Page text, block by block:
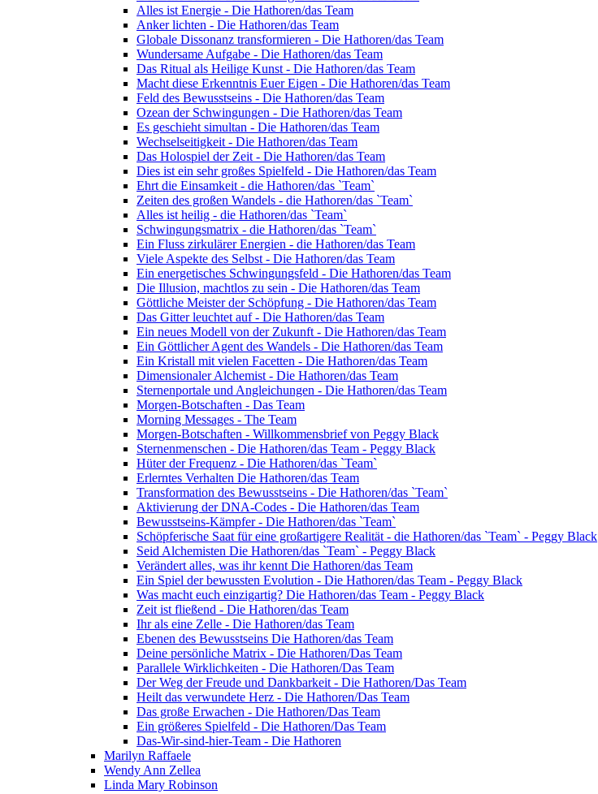
Alles ist Energie - Die Hathoren/das Team
Anker lichten - Die Hathoren/das Team
Globale Dissonanz transformieren - Die Hathoren/das Team
Wundersame Aufgabe - Die Hathoren/das Team
Das Ritual als Heilige Kunst - Die Hathoren/das Team
Macht diese Erkenntnis Euer Eigen - Die Hathoren/das Team
Feld des Bewusstseins - Die Hathoren/das Team
Ozean der Schwingungen - Die Hathoren/das Team
Es geschieht simultan - Die Hathoren/das Team
Wechselseitigkeit - Die Hathoren/das Team
Das Holospiel der Zeit - Die Hathoren/das Team
Dies ist ein sehr großes Spielfeld - Die Hathoren/das Team
Ehrt die Einsamkeit - die Hathoren/das `Team`
Zeiten des großen Wandels - die Hathoren/das `Team`
Alles ist heilig - die Hathoren/das `Team`
Schwingungsmatrix - die Hathoren/das `Team`
Ein Fluss zirkulärer Energien - die Hathoren/das Team
Viele Aspekte des Selbst - Die Hathoren/das Team
Ein energetisches Schwingungsfeld - Die Hathoren/das Team
Die Illusion, machtlos zu sein - Die Hathoren/das Team
Göttliche Meister der Schöpfung - Die Hathoren/das Team
Das Gitter leuchtet auf - Die Hathoren/das Team
Ein neues Modell von der Zukunft - Die Hathoren/das Team
Ein Göttlicher Agent des Wandels - Die Hathoren/das Team
Ein Kristall mit vielen Facetten - Die Hathoren/das Team
Dimensionaler Alchemist - Die Hathoren/das Team
Sternenportale und Angleichungen - Die Hathoren/das Team
Morgen-Botschaften - Das Team
Morning Messages - The Team
Morgen-Botschaften - Willkommensbrief von Peggy Black
Sternenmenschen - Die Hathoren/das Team - Peggy Black
Hüter der Frequenz - Die Hathoren/das `Team`
Erlerntes Verhalten Die Hathoren/das Team
Transformation des Bewusstseins - Die Hathoren/das `Team`
Aktivierung der DNA-Codes - Die Hathoren/das Team
Bewusstseins-Kämpfer - Die Hathoren/das `Team`
Schöpferische Saat für eine großartigere Realität - die Hathoren/das `Team` - Peggy Black
Seid Alchemisten Die Hathoren/das `Team` - Peggy Black
Verändert alles, was ihr kennt Die Hathoren/das Team
Ein Spiel der bewussten Evolution - Die Hathoren/das Team - Peggy Black
Was macht euch einzigartig? Die Hathoren/das Team - Peggy Black
Zeit ist fließend - Die Hathoren/das Team
Ihr als eine Zelle - Die Hathoren/das Team
Ebenen des Bewusstseins Die Hathoren/das Team
Deine persönliche Matrix - Die Hathoren/Das Team
Parallele Wirklichkeiten - Die Hathoren/Das Team
Der Weg der Freude und Dankbarkeit - Die Hathoren/Das Team
Heilt das verwundete Herz - Die Hathoren/Das Team
Das große Erwachen - Die Hathoren/Das Team
Ein größeres Spielfeld - Die Hathoren/Das Team
Das-Wir-sind-hier-Team - Die Hathoren
Marilyn Raffaele
Wendy Ann Zellea
Linda Mary Robinson